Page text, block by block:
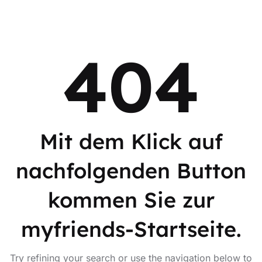
404
Mit dem Klick auf
nachfolgenden Button
kommen Sie zur
myfriends-Startseite.
Try refining your search or use the navigation below to